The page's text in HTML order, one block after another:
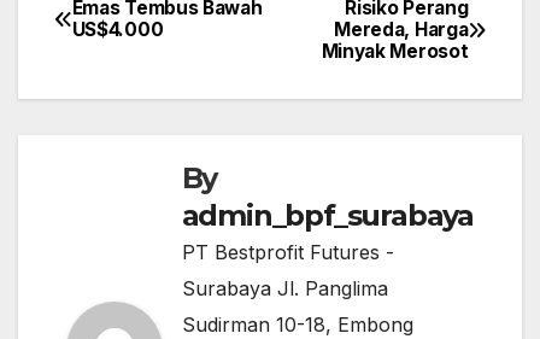
Post
Risiko Perang
Mereda, Harga
Minyak Merosot
Emas Tembus Bawah
US$4.000
By
admin_bpf_surabaya
PT Bestprofit Futures -
Surabaya Jl. Panglima
Sudirman 10-18, Embong